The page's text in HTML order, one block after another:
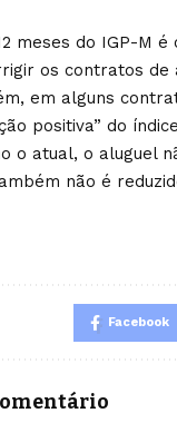
meses do IGP-M é
os contratos de
em alguns
positiva” do
o atual, o aluguel
não é
Facebook